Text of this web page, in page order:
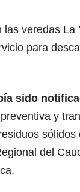
veredas
para
sido
y
del